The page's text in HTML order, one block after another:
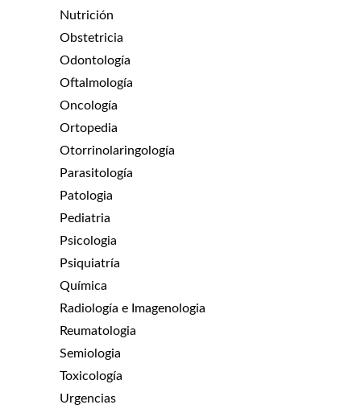
Nutrición
Obstetricia
Odontología
Oftalmología
Oncología
Ortopedia
Otorrinolaringología
Parasitología
Patologia
Pediatria
Psicologia
Psiquiatría
Química
Radiología e Imagenologia
Reumatologia
Semiologia
Toxicología
Urgencias